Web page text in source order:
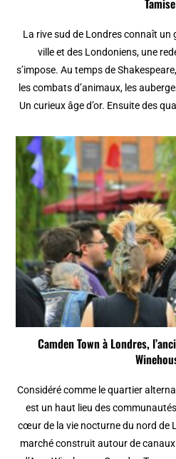
La rive sud de Londres connaît un
ville et des Londoniens, une
s’impose. Au temps de
les combats d’animaux, les
Un curieux âge d’or. Ensuite des
Camden Town à Londres,
Considéré comme le quartier
est un haut lieu des
cœur de la vie nocturne du nord de
marché construit autour de